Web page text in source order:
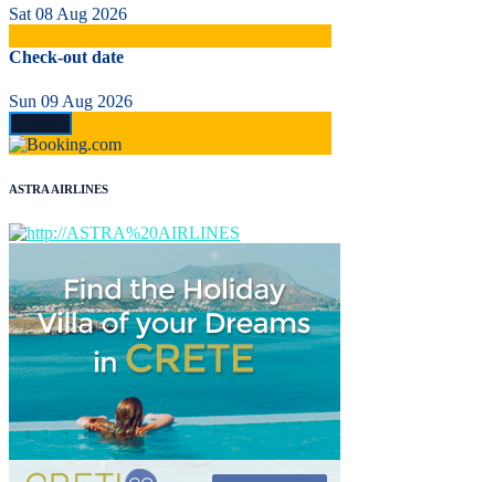
Sat 08 Aug 2026
Check-out date
Sun 09 Aug 2026
ASTRA AIRLINES